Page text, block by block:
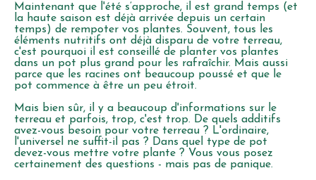
Maintenant que l'été s’approche, il est grand temps (et
la haute saison est déjà arrivée depuis un certain
temps) de rempoter vos plantes. Souvent, tous les
éléments nutritifs ont déjà disparu de votre terreau,
c'est pourquoi il est conseillé de planter vos plantes
dans un pot plus grand pour les rafraîchir. Mais aussi
parce que les racines ont beaucoup poussé et que le
pot commence à être un peu étroit.
Mais bien sûr, il y a beaucoup d'informations sur le
terreau et parfois, trop, c'est trop. De quels additifs
avez-vous besoin pour votre terreau ? L'ordinaire,
l'universel ne suffit-il pas ? Dans quel type de pot
devez-vous mettre votre plante ? Vous vous posez
certainement des questions - mais pas de panique.